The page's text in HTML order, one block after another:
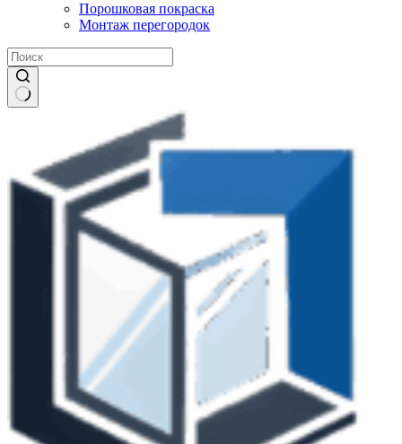
Порошковая покраска
Монтаж перегородок